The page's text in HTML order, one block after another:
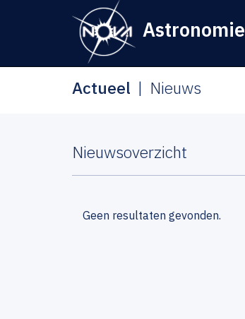
Astronomie
Actueel Nieuws
Nieuwsoverzicht
Geen resultaten gevonden.